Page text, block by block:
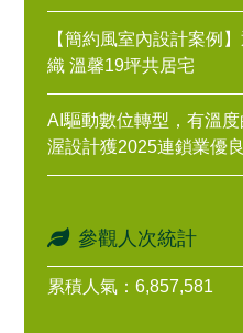
【簡約風室內設計案例
織 溫馨19坪共居宅
AI驅動數位轉型，有溫
渥設計獲2025連鎖業優
參觀人次統計
累積人氣：6,857,581